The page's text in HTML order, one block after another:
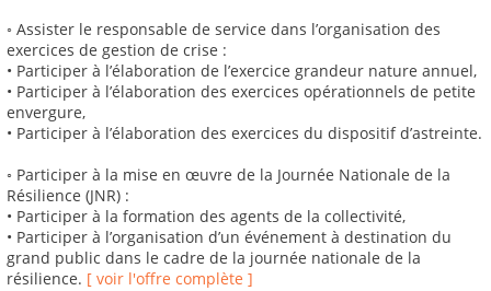
◦ Assister le responsable de service dans l’organisation des
exercices de gestion de crise :
• Participer à l’élaboration de l’exercice grandeur nature annuel,
• Participer à l’élaboration des exercices opérationnels de petite
envergure,
• Participer à l’élaboration des exercices du dispositif d’astreinte.
◦ Participer à la mise en œuvre de la Journée Nationale de la
Résilience (JNR) :
• Participer à la formation des agents de la collectivité,
• Participer à l’organisation d’un événement à destination du
grand public dans le cadre de la journée nationale de la
résilience. [ voir l'offre complète ]